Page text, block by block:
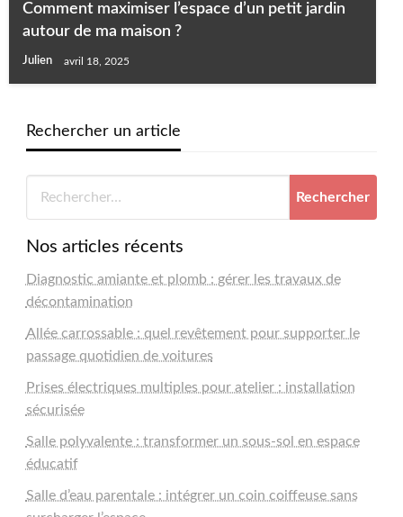
Comment maximiser l’espace d’un petit jardin
autour de ma maison ?
Julien avril 18, 2025
Rechercher un article
Nos articles récents
Diagnostic amiante et plomb : gérer les travaux de
décontamination
Allée carrossable : quel revêtement pour supporter le
passage quotidien de voitures
Prises électriques multiples pour atelier : installation
sécurisée
Salle polyvalente : transformer un sous-sol en espace
éducatif
Salle d’eau parentale : intégrer un coin coiffeuse sans